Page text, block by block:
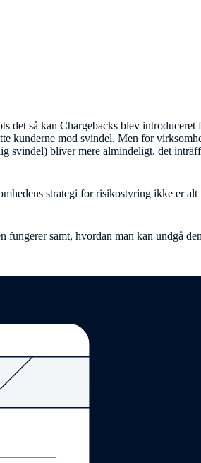
det så kan Chargebacks blev introduceret
kunderne mod svindel. Men for
svindel) bliver mere almindeligt. det
strategi for risikostyring ikke er alt
fungerer samt, hvordan man kan undgå